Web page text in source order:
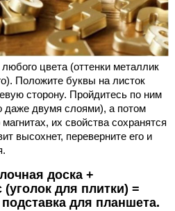
цвета (оттенки металлик
Положите буквы на листок
сторону. Пройдитесь по ним
даже двумя слоями), а потом
их свойства сохранятся
высохнет, переверните его и
доска +
для плитки) =
для планшета.